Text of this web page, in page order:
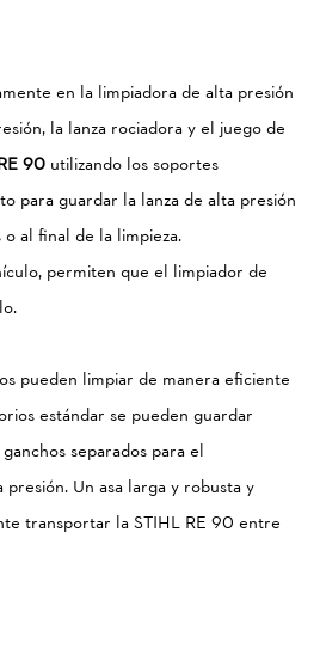
en la limpiadora de alta presión
la lanza rociadora y el juego de
90 utilizando los soportes
para guardar la lanza de alta presión
al final de la limpieza.
permiten que el limpiador de
pueden limpiar de manera eficiente
estándar se pueden guardar
separados para el
Un asa larga y robusta y
transportar la STIHL RE 90 entre